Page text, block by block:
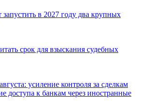
запустить в 2027 году два крупных
срок для взыскания судебных
усиление контроля за сделкам
доступа к банкам через иностранные